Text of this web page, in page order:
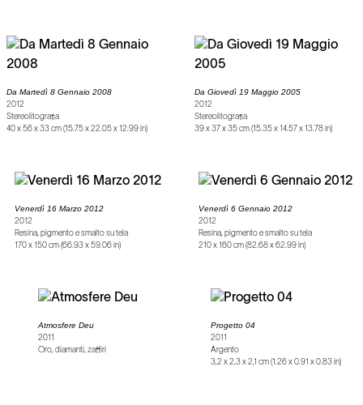
Atmosfere Deu
2011
Oro, diamanti, zaffiri
Progetto 04
2011
Argento
3,2 x 2,3 x 2,1 cm (1.26 x 0.91 x 0.83 in)
Da Martedì 8 Gennaio 2008
2012
Stereolitografia
40 x 56 x 33 cm (15.75 x 22.05 x 12.99 in)
Da Giovedì 19 Maggio 2005
2012
Stereolitografia
39 x 37 x 35 cm (15.35 x 14.57 x 13.78 in)
Venerdì 16 Marzo 2012
2012
Resina, pigmento e smalto su tela
170 x 150 cm (66.93 x 59.06 in)
Venerdì 6 Gennaio 2012
2012
Resina, pigmento e smalto su tela
210 x 160 cm (82.68 x 62.99 in)